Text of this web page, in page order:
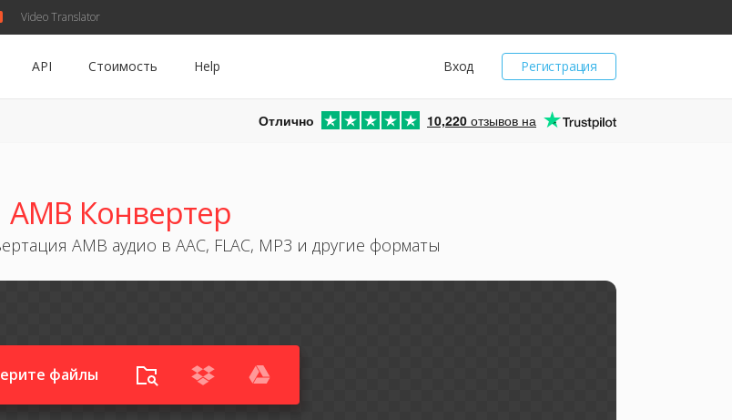
Video Translator
Регистрация
Вход
API Стоимость Help
Отлично 10,220 отзывов на
AMB Конвертер
AMB аудио в AAC, FLAC, MP3 и другие форматы
файлы